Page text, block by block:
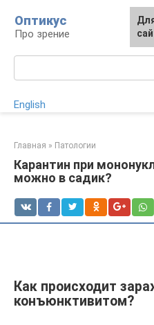
контенту
Оптикус
Про зрение
English
Главная » Патологии
Карантин при
можно в садик?
Как происходит
конъюнктивитом?